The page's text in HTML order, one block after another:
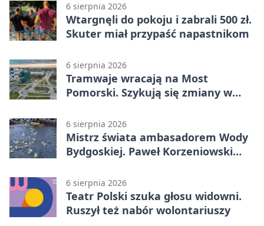
6 sierpnia 2026
Wtargnęli do pokoju i zabrali 500 zł.
Skuter miał przypaść napastnikom
6 sierpnia 2026
Tramwaje wracają na Most
Pomorski. Szykują się zmiany w
6 sierpnia 2026
Mistrz świata ambasadorem Wody
Bydgoskiej. Paweł Korzeniowski
6 sierpnia 2026
Teatr Polski szuka głosu widowni.
Ruszył też nabór wolontariuszy